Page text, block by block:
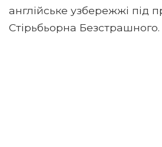
англійське узбережжі під
Стірьбьорна Безстрашного.